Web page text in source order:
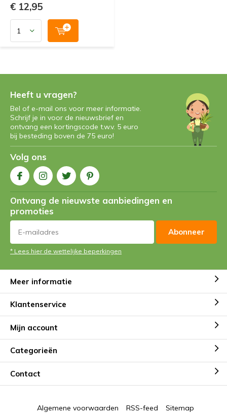
€ 12,95
Heeft u vragen?
Bel of e-mail ons voor meer informatie.
Schrijf je in voor de nieuwsbrief en
ontvang een kortingscode t.w.v. 5 euro
bij besteding boven de 75 euro!
Volg ons
Ontvang de nieuwste aanbiedingen en
promoties
Abonneer
* Lees hier de wettelijke beperkingen
Meer informatie
Klantenservice
Mijn account
Categorieën
Contact
Algemene voorwaarden RSS-feed Sitemap